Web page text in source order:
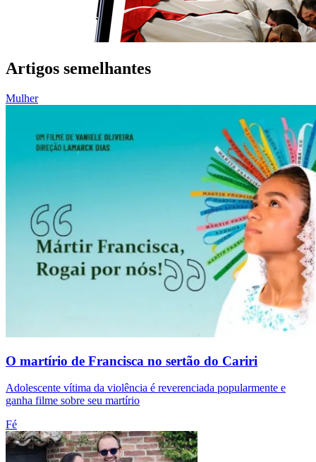
Artigos semelhantes
Mulher
O martírio de Francisca no sertão do Cariri
Adolescente vítima da violência é reverenciada popularmente e
ganha filme sobre seu martírio
Fé